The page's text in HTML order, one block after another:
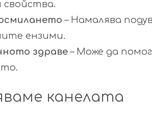
– Намалява
ензими.
здраве – Може да
канелата